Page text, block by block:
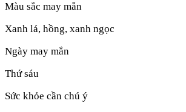
Màu sắc may mắn
Xanh lá, hồng, xanh ngọc
Ngày may mắn
Thứ sáu
Sức khỏe cần chú ý